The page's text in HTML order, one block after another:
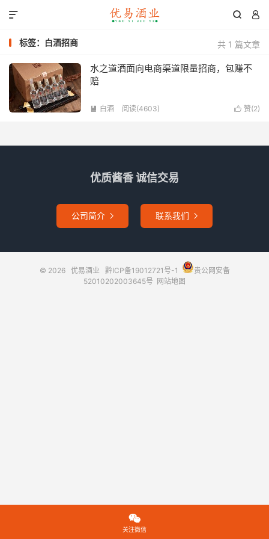
 

共 1 篇文章
标签：白酒招商
水之道酒面向电商渠道限量招商，包赚不
赔
 赞(2)
 白酒 阅读(4603)
优质酱香 诚信交易
公司简介  联系我们 
© 2026 优易酒业 黔ICP备19012721号-1
贵公网安备
52010202003645号 网站地图

关注微信